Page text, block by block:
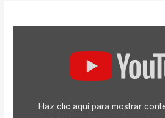
Mostrar
Haz clic aquí para mostrar